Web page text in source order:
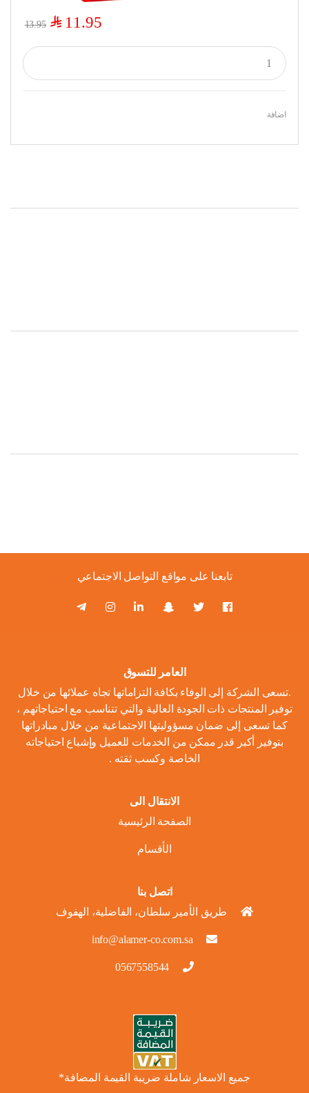
11.95
$
13.95
اضافة
تابعنا على مواقع التواصل الاجتماعي
العامر للتسوق
.تسعى الشركة إلى الوفاء بكافة التزاماتها تجاه عملائها من خلال
توفير المنتجات ذات الجودة العالية والتي تتناسب مع احتياجاتهم ،
كما تسعى إلى ضمان مسؤوليتها الاجتماعية من خلال مبادراتها
بتوفير أكبر قدر ممكن من الخدمات للعميل وإشباع احتياجاته
الخاصة وكسب ثقته .
الانتقال الى
الصفحة الرئيسية
الأقسام
اتصل بنا
طريق الأمير سلطان، الفاضلية، الهفوف
info@alamer-co.com.sa
0567558544
جميع الاسعار شاملة ضريبة القيمة المضافة*